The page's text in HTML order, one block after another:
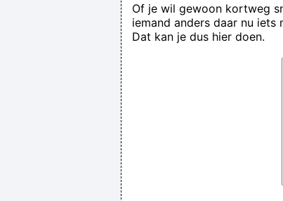
Of je wil gewoon kortweg
iemand anders daar nu iets
Dat kan je dus hier doen.